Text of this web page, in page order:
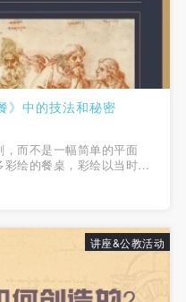
》中的技法和秘密
而不是一幅简单的平面
绘的餐桌，彩绘以当时米
们吃的恰恰是列奥纳多画
讲座&公教活动